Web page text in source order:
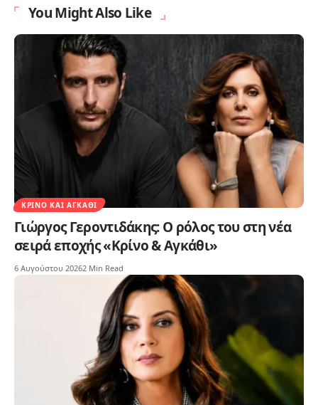
You Might Also Like
ΚΡΊΝΟ ΚΑΙ ΑΓΚΆΘΙ
Γιώργος Γεροντιδάκης: Ο ρόλος του στη νέα
σειρά εποχής «Κρίνο & Αγκάθι»
6 Αυγούστου 20262 Min Read